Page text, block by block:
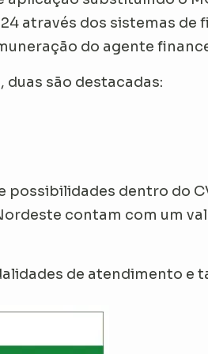
através dos sistemas de
do agente
são destacadas:
dentro do
contam com um
de atendimento e